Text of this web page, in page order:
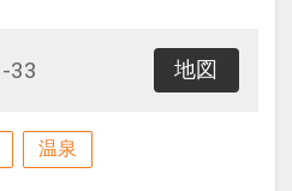
33 地図
温泉